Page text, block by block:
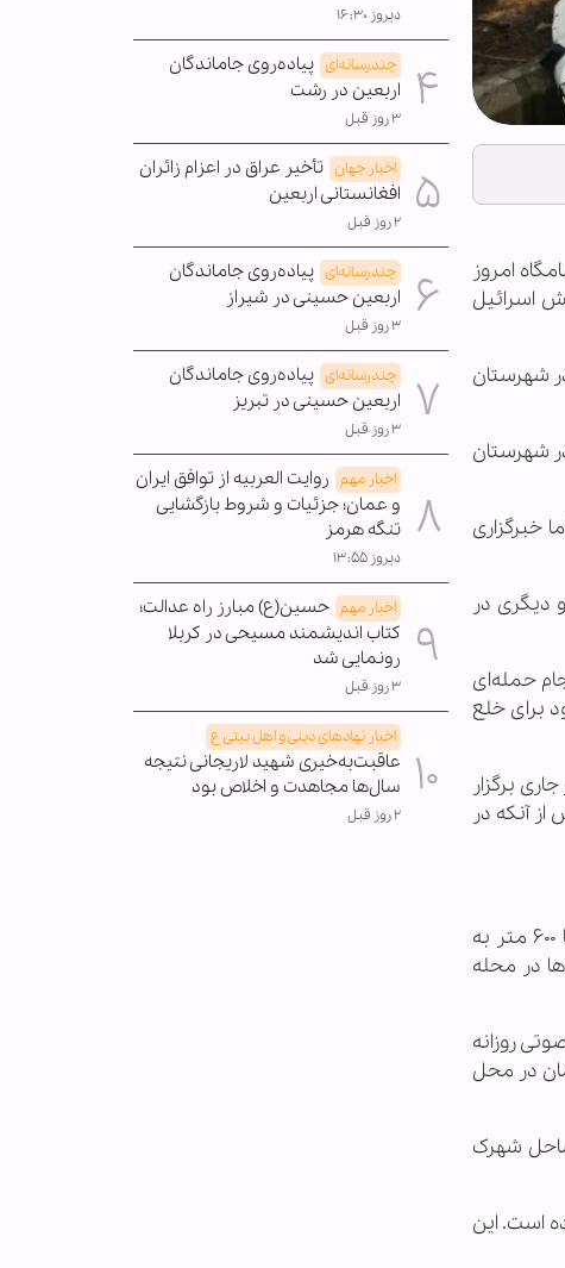
امروز
اسرائیل
شهرستان
شهرستان
خبرگزاری
دیگری در
حمله‌ای
برای خلع
جدید کمیته ناظر بر آتش‌بس، که قرار است ۱۹ دسامبر جاری برگزار
آنکه در
از سوی دیگر، خبرگزاری رسمی ملی لبنان اعلام کرد که یک نیروی اسرائیلی به شهرک مرزی الضهیره نفوذ کرده و تا ۶۰۰ متر به
در محله
روزانه
در محل
شهرک
هزار نفر دیگر را زخمی کرده است. این
دیروز ۱۶:۳۰
چندرسانه‌ای پیاده‌روی جاماندگان
اربعین در رشت
۳ روز قبل
اخبار جهان تأخیر عراق در اعزام زائران
افغانستانی اربعین
۲ روز قبل
چندرسانه‌ای پیاده‌روی جاماندگان
اربعین حسینی در شیراز
۳ روز قبل
چندرسانه‌ای پیاده‌روی جاماندگان
اربعین حسینی در تبریز
۳ روز قبل
اخبار مهم روایت العربیه از توافق ایران
و عمان؛ جزئیات و شروط بازگشایی
تنگه هرمز
دیروز ۱۳:۵۵
اخبار مهم حسین(ع) مبارز راه عدالت؛
کتاب اندیشمند مسیحی در کربلا
رونمایی شد
۳ روز قبل
اخبار نهادهای دینی و اهل بیتی ع
عاقبت‌به‌خیری شهید لاریجانی نتیجه
سال‌ها مجاهدت و اخلاص بود
۲ روز قبل